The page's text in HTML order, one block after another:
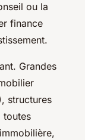
ou la
finance
Grandes
structures
toutes